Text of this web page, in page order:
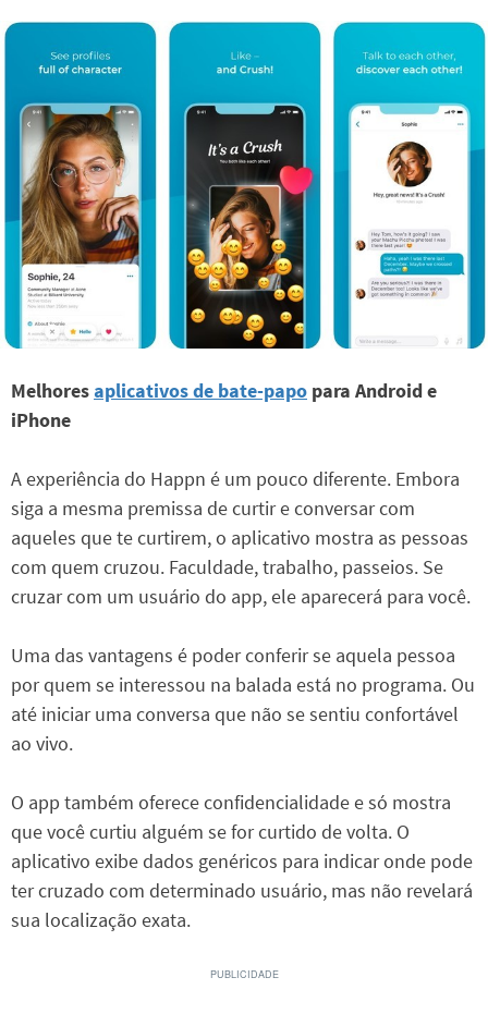
Melhores aplicativos de bate-papo para Android e
iPhone
A experiência do Happn é um pouco diferente. Embora
siga a mesma premissa de curtir e conversar com
aqueles que te curtirem, o aplicativo mostra as pessoas
com quem cruzou. Faculdade, trabalho, passeios. Se
cruzar com um usuário do app, ele aparecerá para você.
Uma das vantagens é poder conferir se aquela pessoa
por quem se interessou na balada está no programa. Ou
até iniciar uma conversa que não se sentiu confortável
ao vivo.
O app também oferece confidencialidade e só mostra
que você curtiu alguém se for curtido de volta. O
aplicativo exibe dados genéricos para indicar onde pode
ter cruzado com determinado usuário, mas não revelará
sua localização exata.